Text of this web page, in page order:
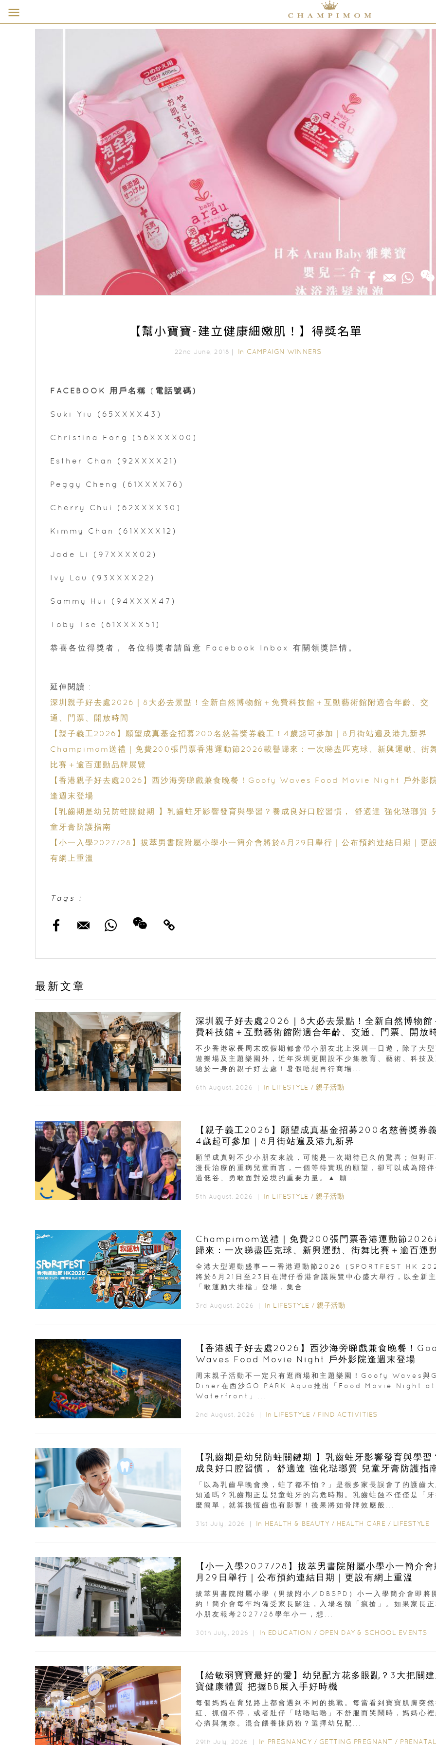
【幫小寶寶-建立健康細嫩肌！】得獎名單
22nd June, 2018｜ In CAMPAIGN WINNERS
FACEBOOK 用戶名稱 ( 電話號碼)
Suki Yiu (65XXXX43)
Christina Fong (56XXXX00)
Esther Chan (92 XXXX 21)
Peggy Cheng (61 XXXX 76)
Cherry Chui (62 XXXX 30)
Kimmy Chan (61XXXX12)
Jade Li (97XXXX02)
Ivy Lau (93 XXXX 22)
Sammy Hui (94 XXXX 47)
Toby Tse (61 XXXX 51)
恭喜各位得獎者， 各位得獎者請留意 Facebook Inbox 有關領獎詳情。
延伸閱讀 :
深圳親子好去處2026｜8大必去景點！全新自然博物館＋免費科技館＋互動藝術館附適合年齡、交
通、門票、開放時間
【親子義工2026】願望成真基金招募200名慈善獎券義工！4歲起可參加｜8月街站遍及港九新界
Champimom送禮｜免費200張門票香港運動節2026載譽歸來：一次睇盡匹克球、新興運動、街
比賽＋逾百運動品牌展覽
【香港親子好去處2026】西沙海旁睇戲兼食晚餐！Goofy Waves Food Movie Night 戶外影
逢週末登場
【乳齒期是幼兒防蛀關鍵期 】乳齒蛀牙影響發育與學習？養成良好口腔習慣， 舒適達 強化琺瑯質 兒
童牙膏防護指南
【小一入學2027/28】拔萃男書院附屬小學小一簡介會將於8月29日舉行｜公布預約連結日期｜更設
有網上重溫
Tags :
最新文章
深圳親子好去處2026｜8大必去景點！全新自然博物館
費科技館＋互動藝術館附適合年齡、交通、門票、開放
不少香港家長周末或假期都會帶小朋友北上深圳一日遊，除了大型
遊樂場及主題樂園外，近年深圳更開設不少集教育、藝術、科技及
驗於一身的親子好去處！暑假唔想再行商場...
6th August, 2026 ｜ In LIFESTYLE / 親子活動
【親子義工2026】願望成真基金招募200名慈善獎券義
4歲起可參加｜8月街站遍及港九新界
願望成真對不少小朋友來說，可能是一次期待已久的驚喜；但對正
漫長治療的重病兒童而言，一個等待實現的願望，卻可以成為陪伴
過低谷、勇敢面對逆境的重要力量。▲ 願...
5th August, 2026 ｜ In LIFESTYLE / 親子活動
Champimom送禮｜免費200張門票香港運動節2026
歸來：一次睇盡匹克球、新興運動、街舞比賽＋逾百運
展覽
全港大型運動盛事——香港運動節2026（SPORTFEST HK
將於8月21日至23日在灣仔香港會議展覽中心盛大舉行，以全新主
「敢運動大排檔」登場，集合...
3rd August, 2026 ｜ In LIFESTYLE / 親子活動
【香港親子好去處2026】西沙海旁睇戲兼食晚餐！
Waves Food Movie Night 戶外影院逢週末登場
周末親子活動不一定只有逛商場和主題樂園！Goofy Waves與
Diner在西沙GO PARK Aqua推出「Food Movie Night
Waterfront」...
2nd August, 2026 ｜ In LIFESTYLE / FIND ACTIVITIES
【乳齒期是幼兒防蛀關鍵期 】乳齒蛀牙影響發育與學習
成良好口腔習慣， 舒適達 強化琺瑯質 兒童牙膏防護指
「以為乳齒早晚會換，蛀了都不怕？」是很多家長誤會了的護齒大
知道嗎？乳齒期正是兒童蛀牙的高危時期。乳齒蛀蝕不僅僅是「牙
麼簡單，就算換恆齒也有影響！後果將如骨牌效應般...
31st July, 2026 ｜ In HEALTH & BEAUTY / HEALTH CARE / LIFESTYLE
【小一入學2027/28】拔萃男書院附屬小學小一簡介會
月29日舉行｜公布預約連結日期｜更設有網上重溫
拔萃男書院附屬小學（男拔附小／DBSPD）小一入學簡介會即將
約！簡介會每年均備受家長關注，入場名額「瘋搶」。如果家長正
小朋友報考2027/28學年小一，想...
30th July, 2026 ｜ In EDUCATION / OPEN DAY & SCHOOL EVENTS
【給敏弱寶寶最好的愛】幼兒配方花多眼亂？3大把關
寶健康體質 把握BB展入手好時機
每個媽媽在育兒路上都會遇到不同的挑戰。每當看到寶寶肌膚突然
紅、抓個不停，或者肚仔「咕嚕咕嚕」不舒服而哭鬧時，媽媽心裡
心痛與無奈。混合餵養揀奶粉？選擇幼兒配...
29th July, 2026 ｜ In PREGNANCY / GETTING PREGNANT / PRENATAL